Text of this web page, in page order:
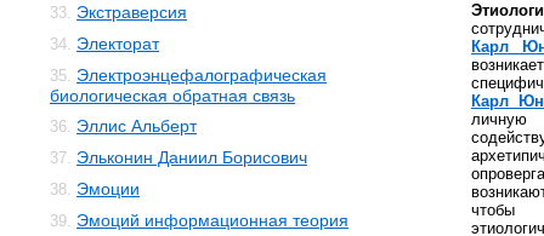
33. Экстраверсия
34. Электорат
35. Электроэнцефалографическая
биологическая обратная связь
36. Эллис Альберт
37. Эльконин Даниил Борисович
38. Эмоции
39. Эмоций информационная теория
Карл
Карл
чтобы